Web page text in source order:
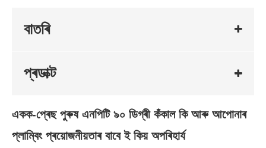
বাতৰি
প্ৰডাক্ট
একক-প্ৰেছ পুৰুষ এনপিটি ৯০ ডিগ্ৰী কঁকাল কি আৰু আপোনাৰ
প্লাম্বিং প্ৰয়োজনীয়তাৰ বাবে ই কিয় অপৰিহাৰ্য